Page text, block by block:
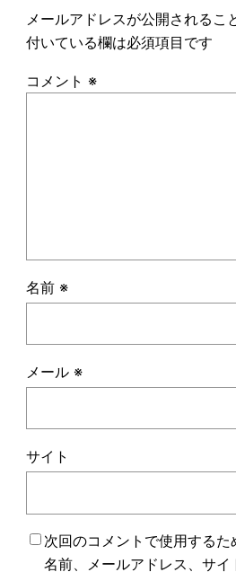
メールアドレスが公開されるこ
付いている欄は必須項目です
コメント ※
名前 ※
メール ※
サイト
次回のコメントで使用する
名前、メールアドレス、サイ